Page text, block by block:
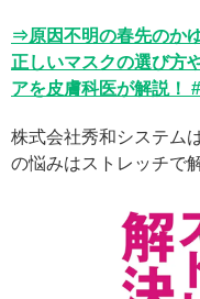
⇒原因不明の春先のか
正しいマスクの選び方
アを皮膚科医が解説！
株式会社秀和システム
の悩みはストレッチで